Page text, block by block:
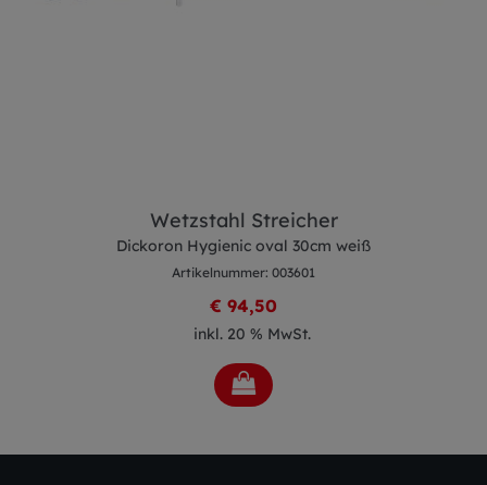
Wetzstahl Streicher
Dickoron Hygienic oval 30cm weiß
Artikelnummer: 003601
€ 94,50
inkl. 20 % MwSt.